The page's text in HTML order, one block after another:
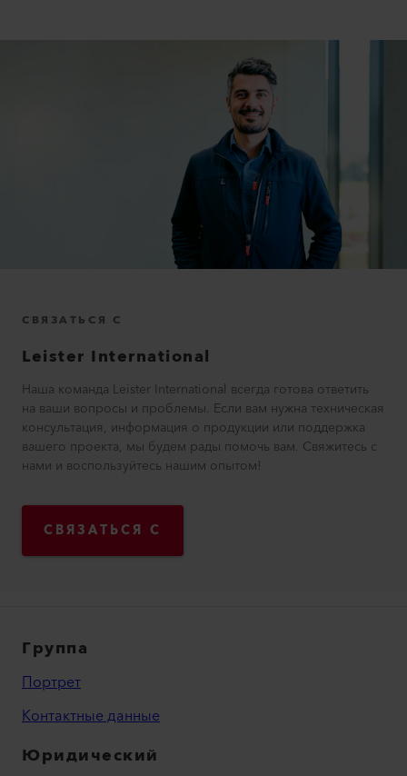
СВЯЗАТЬСЯ С
Leister International
Наша команда Leister International всегда готова ответить
на ваши вопросы и проблемы. Если вам нужна техническая
консультация, информация о продукции или поддержка
вашего проекта, мы будем рады помочь вам. Свяжитесь с
нами и воспользуйтесь нашим опытом!
СВЯЗАТЬСЯ С
Группа
Портрет
Контактные данные
Юридический